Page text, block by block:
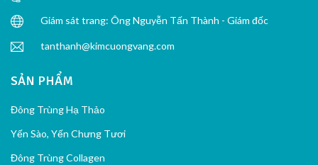
Giám sát trang: Ông Nguyễn Tấn Thành - Giám đốc
tanthanh@kimcuongvang.com
SẢN PHẨM
Đông Trùng Hạ Thảo
Yến Sào, Yến Chưng Tươi
Đông Trùng Collagen